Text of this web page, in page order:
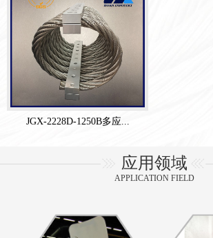
JGX-2228D-1250B多应...
应用领域
APPLICATION FIELD